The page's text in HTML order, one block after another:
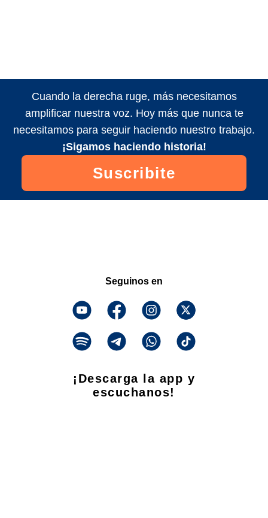
Cuando la derecha ruge, más necesitamos
amplificar nuestra voz. Hoy más que nunca te
necesitamos para seguir haciendo nuestro trabajo.
¡Sigamos haciendo historia!
Suscribite
Seguinos en
¡Descarga la app y
escuchanos!